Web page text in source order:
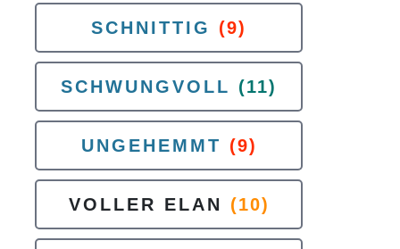
SCHNITTIG (9)
SCHWUNGVOLL (11)
UNGEHEMMT (9)
VOLLER ELAN (10)